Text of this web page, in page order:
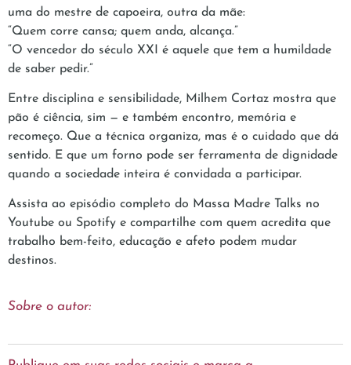
uma do mestre de capoeira, outra da mãe:
“Quem corre cansa; quem anda, alcança.”
“O vencedor do século XXI é aquele que tem a humildade
de saber pedir.”
Entre disciplina e sensibilidade, Milhem Cortaz mostra que
pão é ciência, sim — e também encontro, memória e
recomeço. Que a técnica organiza, mas é o cuidado que dá
sentido. E que um forno pode ser ferramenta de dignidade
quando a sociedade inteira é convidada a participar.
Assista ao episódio completo do Massa Madre Talks no
Youtube ou Spotify e compartilhe com quem acredita que
trabalho bem-feito, educação e afeto podem mudar
destinos.
Sobre o autor: